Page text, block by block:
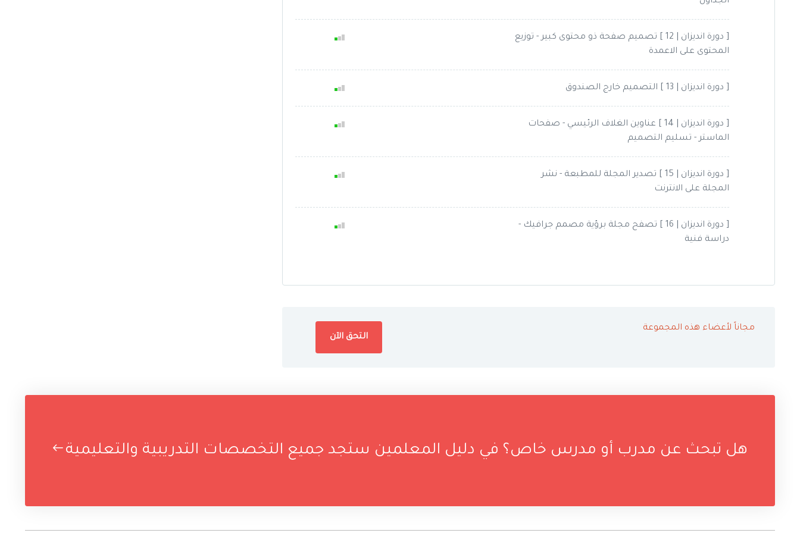
[ دورة انديزان | 12 ] تصميم صفحة ذو محتوى كبير - توزيع
المحتوى على الاعمدة
[ دورة انديزان | 13 ] التصميم خارج الصندوق
[ دورة انديزان | 14 ] عناوين الغلاف الرئيسي - صفحات
الماستر - تسليم التصميم
[ دورة انديزان | 15 ] تصدير المجلة للمطبعة - نشر
المجلة على الانترنت
[ دورة انديزان | 16 ] تصفح مجلة برؤية مصمم جرافيك -
دراسة فنية
مجاناً لأعضاء هذه المجموعة
هل تبحث عن مدرب أو مدرس خاص؟ في دليل المعلمين ستجد جميع التخصصات التدريبية والتعليمية